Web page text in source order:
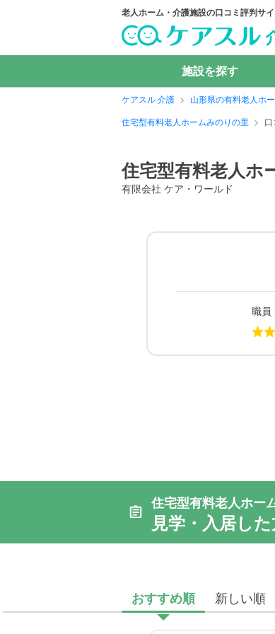
老人ホーム・介護施設の口コミ評判サイ
施設を探す
ケアスル 介護 山形県の有料老人ホ
住宅型有料老人ホームみのりの里 口
住宅型有料老人ホ
有限会社 ケア・ワールド
職員
住宅型有料老人ホー
見学・入居し
おすすめ順 新しい順